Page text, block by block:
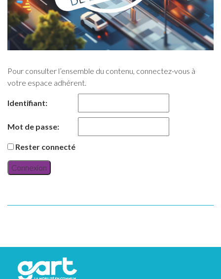
Pour consulter l’ensemble du contenu, connectez-vous à
votre espace adhérent.
Identifiant:
Mot de passe:
Rester connecté
Connexion